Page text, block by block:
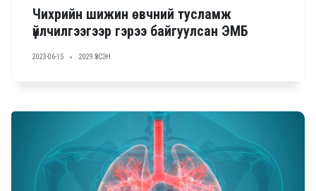
Чихрийн шижин өвчний тусламж
үйлчилгээгээр гэрээ байгуулсан ЭМБ
2023-06-15 2029 ҮЗСЭН